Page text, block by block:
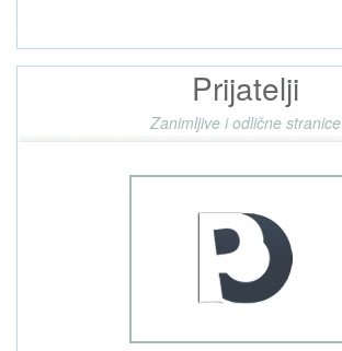
Prijatelji
Zanimljive i odlične stranice